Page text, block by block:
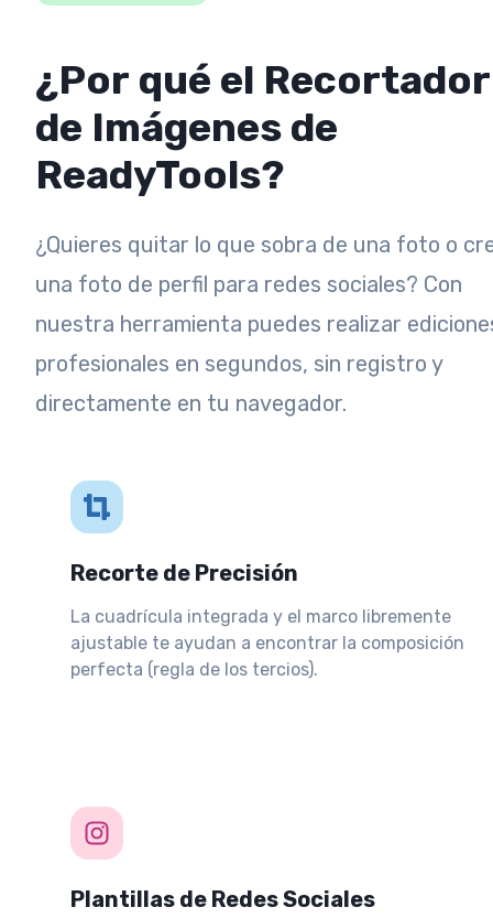
¿Por qué el Recortador
de Imágenes de
ReadyTools?
¿Quieres quitar lo que sobra de una foto o
una foto de perfil para redes sociales? Con
nuestra herramienta puedes realizar
profesionales en segundos, sin registro y
directamente en tu navegador.
Recorte de Precisión
La cuadrícula integrada y el marco libremente
ajustable te ayudan a encontrar la composición
perfecta (regla de los tercios).
Plantillas de Redes Sociales